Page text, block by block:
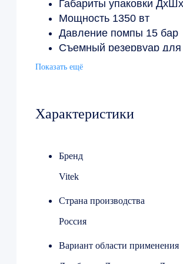
Габариты упаковки
Мощность 1350 вт
Давление помпы 15 бар
Съемный резервуар
Капучинатор да
Показать ещё
Характеристики
Бренд
Vitek
Страна производства
Россия
Вариант области применения